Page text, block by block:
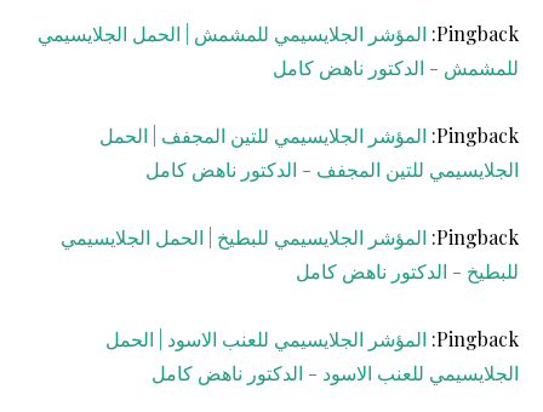
Pingback: المؤشر الجلايسيمي للمشمش | الحمل الجلايسيمي
للمشمش - الدكتور ناهض كامل
Pingback: المؤشر الجلايسيمي للتين المجفف | الحمل
الجلايسيمي للتين المجفف - الدكتور ناهض كامل
Pingback: المؤشر الجلايسيمي للبطيخ | الحمل الجلايسيمي
للبطيخ - الدكتور ناهض كامل
Pingback: المؤشر الجلايسيمي للعنب الاسود | الحمل
الجلايسيمي للعنب الاسود - الدكتور ناهض كامل